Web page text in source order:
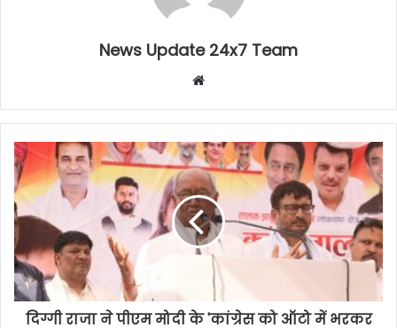
News Update 24x7 Team
Website
दिग्गी राजा ने पीएम मोदी के 'कांग्रेस को ऑटो में भरकर